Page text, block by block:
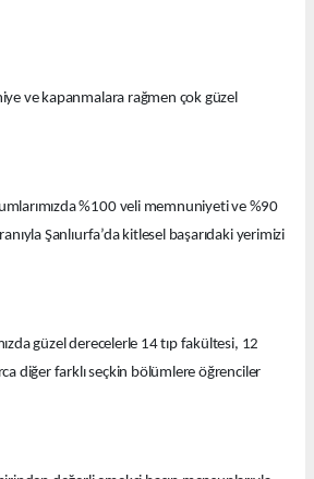
ve kapanmalara rağmen çok güzel
%100 veli memnuniyeti ve %90
Şanlıurfa’da kitlesel başarıdaki yerimizi
güzel derecelerle 14 tıp fakültesi, 12
diğer farklı seçkin bölümlere öğrenciler